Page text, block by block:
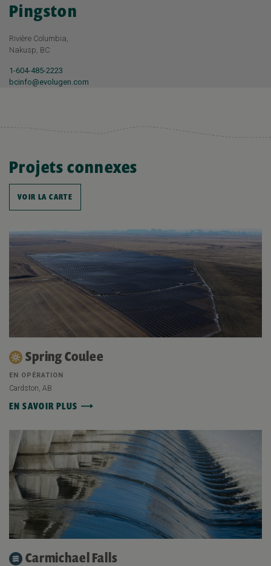
Pingston
Rivière Columbia,
Nakusp, BC
1-604-485-2223
bcinfo@evolugen.com
Projets connexes
VOIR LA CARTE
Spring Coulee
EN OPÉRATION
Cardston, AB
EN SAVOIR PLUS
Carmichael Falls